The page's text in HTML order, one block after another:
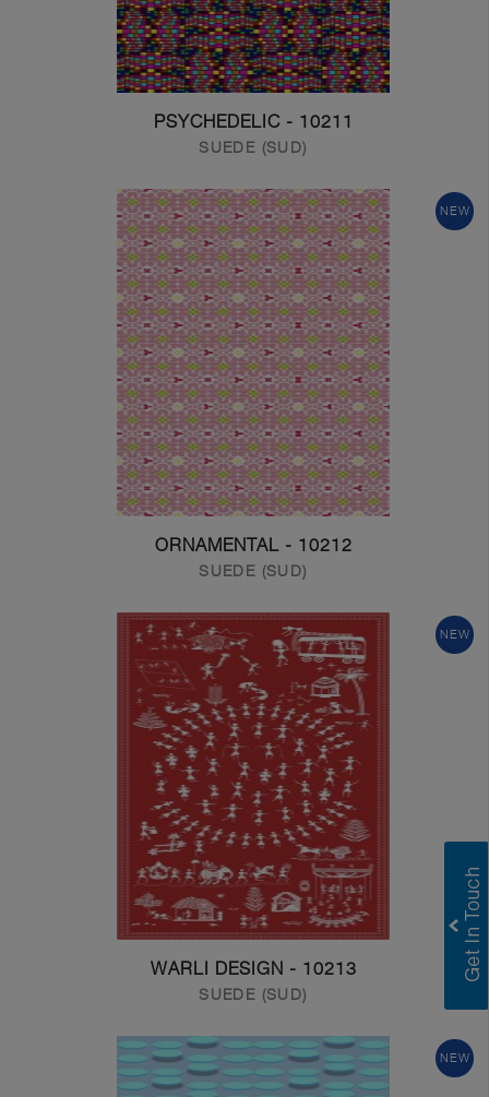
10211 - PSYCHEDELIC
SUEDE (SUD)
NEW
10212 - ORNAMENTAL
SUEDE (SUD)
NEW
10213 - WARLI DESIGN
SUEDE (SUD)
NEW
Get In Touch With Us
Greenlam Laminates
Greenlam Compact Laminates
I consent to have this website store
my submitted information so they can
respond to my inquiry.